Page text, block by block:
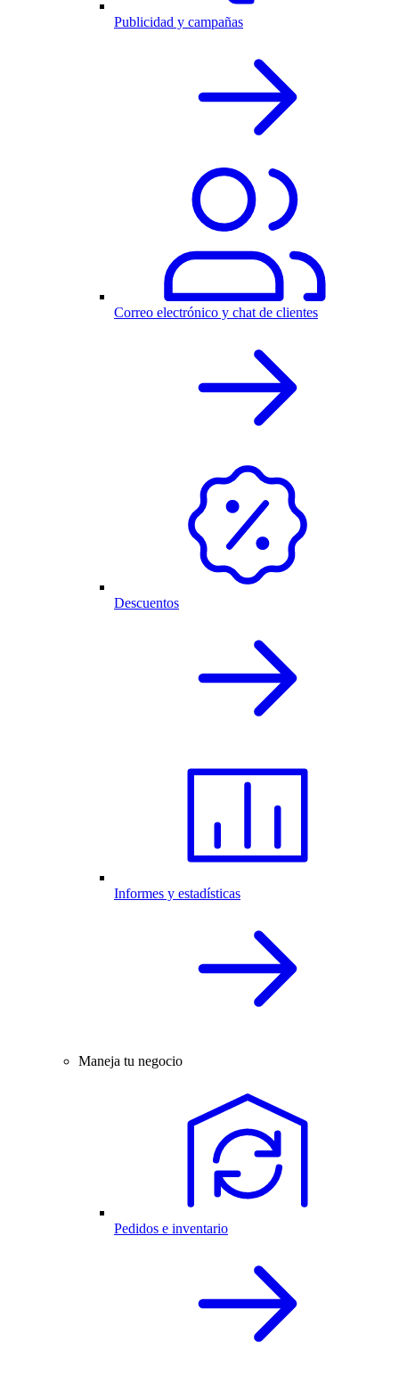
Publicidad y campañas
Correo electrónico y chat de clientes
Descuentos
Informes y estadísticas
Maneja tu negocio
Pedidos e inventario